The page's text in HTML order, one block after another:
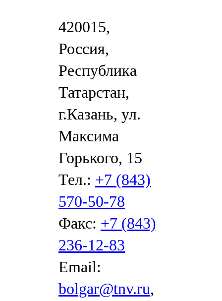
420015,
Россия,
Республика
Татарстан,
г.Казань, ул.
Максима
Горького, 15
Тел.: +7 (843)
570-50-78
Факс: +7 (843)
236-12-83
Email:
bolgar@tnv.ru,